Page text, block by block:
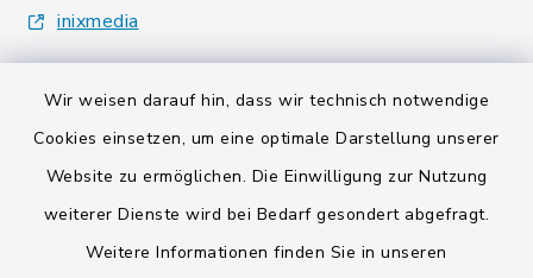
Wir weisen darauf hin, dass wir technisch notwendige
Cookies einsetzen, um eine optimale Darstellung unserer
Website zu ermöglichen. Die Einwilligung zur Nutzung
weiterer Dienste wird bei Bedarf gesondert abgefragt.
Weitere Informationen finden Sie in unseren
inixmedia
Barrierefreiheit